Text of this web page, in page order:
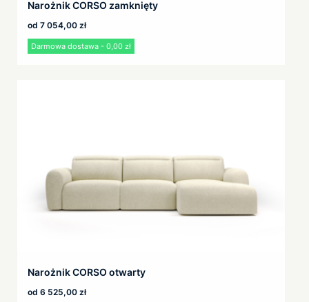
Narożnik CORSO zamknięty
od 7 054,00 zł
Darmowa dostawa - 0,00 zł
Narożnik CORSO otwarty
od 6 525,00 zł